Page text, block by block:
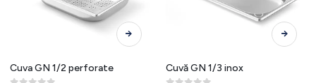
Acest produs are mai multe variații. Opțiunile pot fi alese în pagina produsului.
Cuva GN 1/2 perforate
Acest produs are mai multe variații. Opțiunile pot fi alese în pagina produsului.
Cuvă GN 1/3 inox